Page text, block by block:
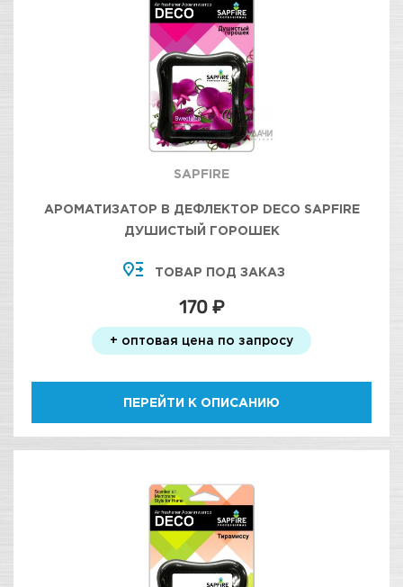
SAPFIRE
АРОМАТИЗАТОР В ДЕФЛЕКТОР DECO SAPFIRE
ДУШИСТЫЙ ГОРОШЕК
ТОВАР ПОД ЗАКАЗ
170 ₽
+ оптовая цена по запросу
ПЕРЕЙТИ К ОПИСАНИЮ